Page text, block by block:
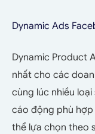
Dynamic Ads
Dynamic Product
nhất cho các
cùng lúc nhiều
cáo động phù
thể lựa chọn theo